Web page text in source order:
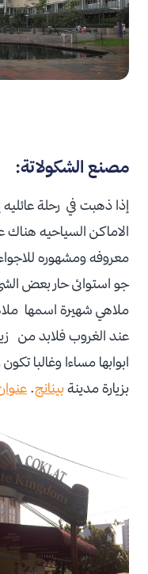
مصنع الشكولاتة:
إذا ذهبت في رحلة
الاماكن السياحيه
معروفه ومشهوره
جو استوائى حار بعض
ملاهي شهيرة اسمها
عند الغروب فلابد من
ابوابها مساءا وغالبا
بزيارة مدينةبينانج.